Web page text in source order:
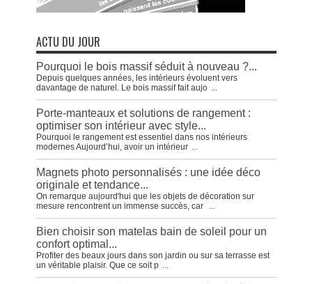
ACTU DU JOUR
Pourquoi le bois massif séduit à nouveau ?...
Depuis quelques années, les intérieurs évoluent vers
davantage de naturel. Le bois massif fait aujo ...
Porte-manteaux et solutions de rangement :
optimiser son intérieur avec style...
Pourquoi le rangement est essentiel dans nos intérieurs
modernes Aujourd’hui, avoir un intérieur ...
Magnets photo personnalisés : une idée déco
originale et tendance...
On remarque aujourd'hui que les objets de décoration sur
mesure rencontrent un immense succès, car
...
Bien choisir son matelas bain de soleil pour un
confort optimal...
Profiter des beaux jours dans son jardin ou sur sa terrasse est
un véritable plaisir. Que ce soit p ...